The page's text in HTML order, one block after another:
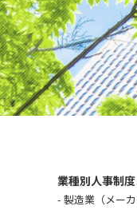
業種別人事制
製造業（メーカ